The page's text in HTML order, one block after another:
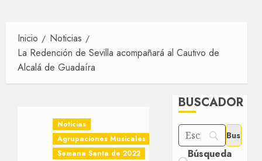
Inicio
Noticias
La Redención de Sevilla acompañará al Cautivo de
Alcalá de Guadaíra
Noticias
Agrupaciones Musicales
Semana Santa de 2022
BUSCADOR
Búsqueda